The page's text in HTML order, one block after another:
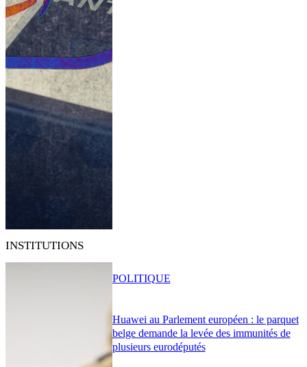
INSTITUTIONS
Huawei au Parlement européen : le parquet
belge demande la levée des immunités de
plusieurs eurodéputés
POLITIQUE